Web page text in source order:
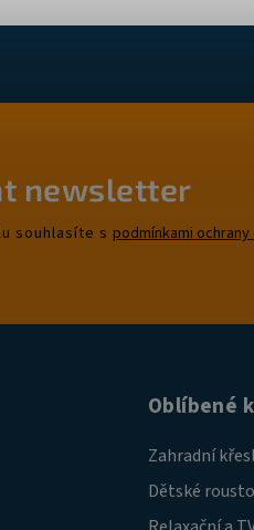
newsletter
souhlasíte s podmínkami
Oblíbené
Zahradní
Dětské